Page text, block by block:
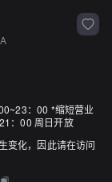
：00 *缩短营业
：00 周日开放
变化，因此请在访问